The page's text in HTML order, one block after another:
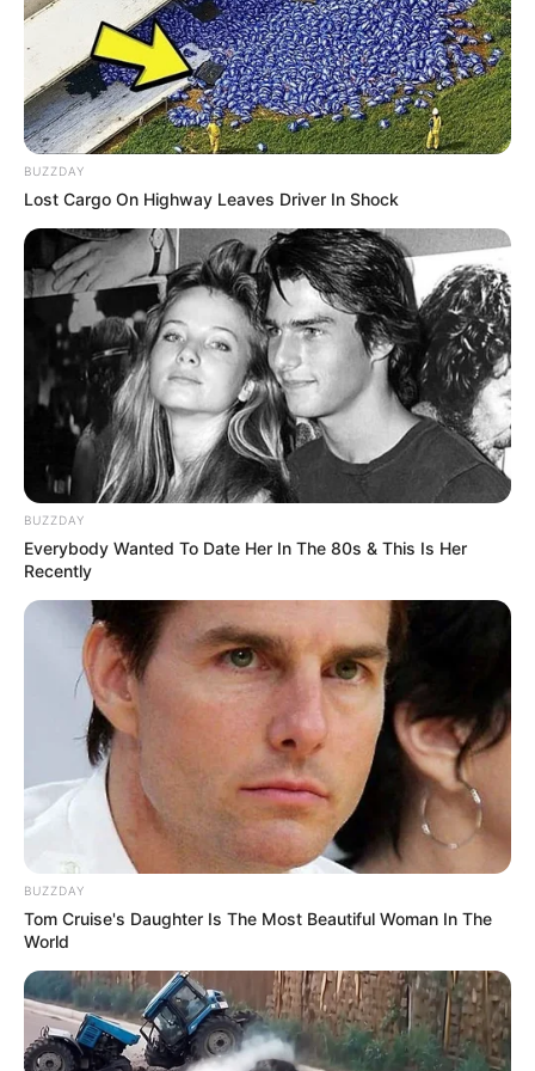
vieles mehr. Informationen unterwww.tobiashamme
r.de.
Explorata-Mitmachwelt Zella-Mehlis - Experimente
zum Ausprobieren, Mitmachen und Staunen für die
ganze Familie, Schulklassen und Reisegruppen.
Die Explorata ist täglich von 10 bis 18 Uhr geöffnet.
Informationen unterwww.explorata.de. Eingetragen
von Explorata.
Exotarium in Oberhof - Reptilien, Amphibien und
Insekten in Thüringens größtem Reptilienzoo.
Informationen unterwww.exotarium-oberhof.de.
Glasmuseum in Gehlberg - Neben
Schauvorführungen zeigt die kleine Glashütte wie
hier vor Ort die Röntgenröhre entwickelt wurde. Das
Museum ist die Hauptattraktion im Thüringer
Museumspark von Gehlberg. Informationen unterthu
eringer-museumspark.de
Thüringer Apothekenmuseum in Bad Langensalza -
In einem der ältesten Fachwerkhäuser der Stadt
wird eine Ausstellung zur Pharmaziegeschichte des
18. - 20. Jahrhunderts präsentiert. Kurzinformationen
unterApothekenmuseum Bad Langensalza
Stadtmuseum in Bad Langensalza - Das
Stadtmuseum im ehemaligen Augustinerkloster
zeigt die Klosteranlage sowie verschiedene
Themen der Stadt- und Regionalgeschichte.
Kurzinformationen unter Stadtmuseum Bad Langens
alza
Eisenbahnmuseum in Arnstadt - Ausstellung von
Arnstädter Bahnbetriebswerk. Informationen unter w
ww.bw-arnstadt.de.
Bratwurstmuseum bei Arnstadt - In Holzhausen bei
BUZZDAY
Lost Cargo On Highway Leaves Driver In Shock
BUZZDAY
Everybody Wanted To Date Her In The 80s & This Is Her
Recently
BUZZDAY
Tom Cruise's Daughter Is The Most Beautiful Woman In The
World